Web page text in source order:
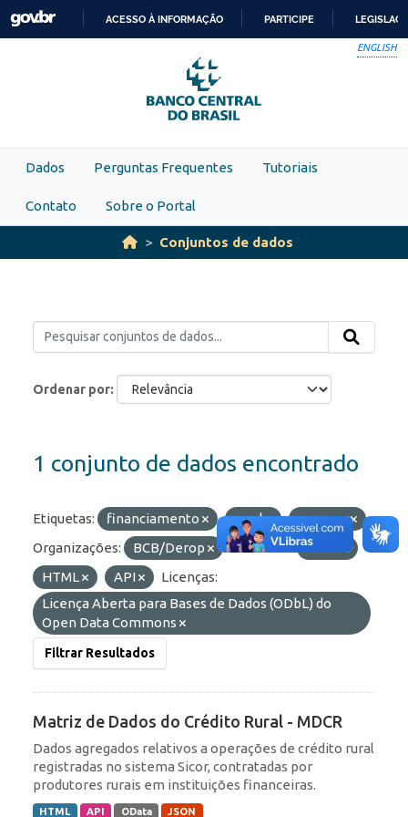
Skip to main content
PARA
O
CONTEÚDO
ACESSO À INFORMAÇÃO PARTICIPE
ENGLISH
Dados Perguntas Frequentes Tutoriais
Contato Sobre o Portal
Conjuntos de dados
Ordenar por
1 conjunto de dados encontrado
Etiquetas: financiamento rural
proagro
Organizações:
BCB/Derop Formatos:
JSON
HTML
API
Licenças:
Licença Aberta para Bases de Dados (ODbL) do
Open Data Commons
Filtrar Resultados
Matriz de Dados do Crédito Rural - MDCR
Dados agregados relativos a operações de crédito rural
registradas no sistema Sicor, contratadas por
produtores rurais em instituições financeiras.
HTML API OData JSON